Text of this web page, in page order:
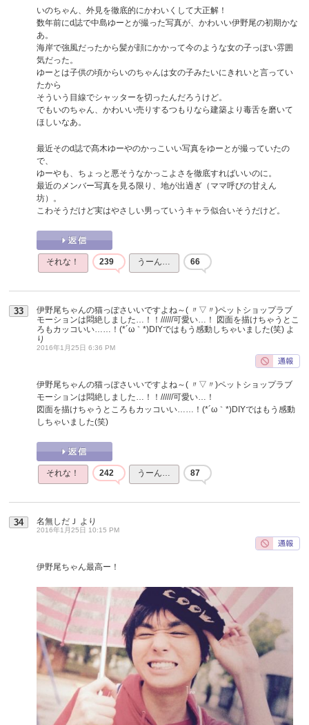
いのちゃん、外見を徹底的にかわいくして大正解！
数年前にd誌で中島ゆーとが撮った写真が、かわいい伊野尾の初期かな
あ。
海岸で強風だったから髪が顔にかかって今のような女の子っぽい雰囲
気だった。
ゆーとは子供の頃からいのちゃんは女の子みたいにきれいと言ってい
たから
そういう目線でシャッターを切ったんだろうけど。
でもいのちゃん、かわいい売りするつもりなら建築より毒舌を磨いて
ほしいなあ。
最近そのd誌で髙木ゆーやのかっこいい写真をゆーとが撮っていたの
で、
ゆーやも、ちょっと悪そうなかっこよさを徹底すればいいのに。
最近のメンバー写真を見る限り、地が出過ぎ（ママ呼びの甘えん
坊）。
こわそうだけど実はやさしい男っていうキャラ似合いそうだけど。
それな！ 239 うーん… 66
33
伊野尾ちゃんの猫っぽさいいですよね～( 〃▽〃)ペットショップラブ
モーションは悶絶しました…！！//////可愛い…！ 図面を描けちゃうとこ
ろもカッコいい……！(*´ω｀*)DIYではもう感動しちゃいました(笑) よ
り
2016年1月25日 6:36 PM
伊野尾ちゃんの猫っぽさいいですよね～( 〃▽〃)ペットショップラブ
モーションは悶絶しました…！！//////可愛い…！
図面を描けちゃうところもカッコいい……！(*´ω｀*)DIYではもう感動
しちゃいました(笑)
それな！ 242 うーん… 87
34 名無しだＪ より
2016年1月25日 10:15 PM
伊野尾ちゃん最高ー！